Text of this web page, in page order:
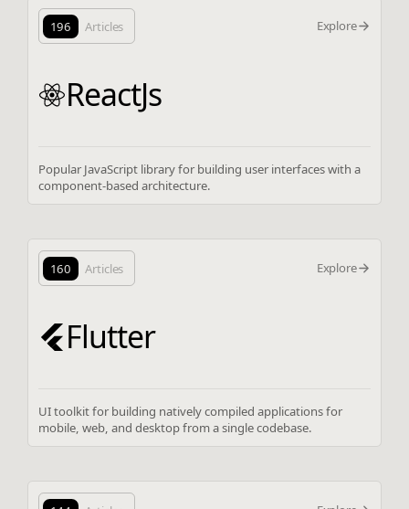
196 Articles Explore
ReactJs
Popular JavaScript library for building user interfaces with a
component-based architecture.
160 Articles Explore
Flutter
UI toolkit for building natively compiled applications for
mobile, web, and desktop from a single codebase.